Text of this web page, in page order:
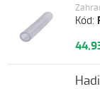
Kód: